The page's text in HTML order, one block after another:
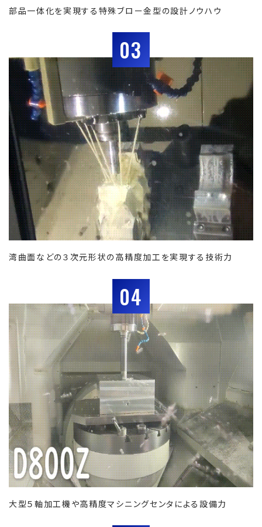
部品一体化を実現する特殊ブロー金型の設計ノウハウ
03
湾曲面などの３次元形状の高精度加工を実現する技術力
04
大型５軸加工機や高精度マシニングセンタによる設備力